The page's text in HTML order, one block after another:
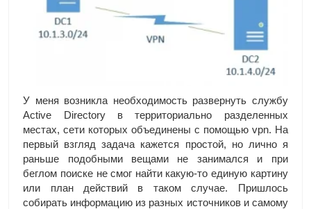
У меня возникла необходимость развернуть службу
Active Directory в территориально разделенных
местах, сети которых объединены с помощью vpn. На
первый взгляд задача кажется простой, но лично я
раньше подобными вещами не занимался и при
беглом поиске не смог найти какую-то единую картину
или план действий в таком случае. Пришлось
собирать информацию из разных источников и самому